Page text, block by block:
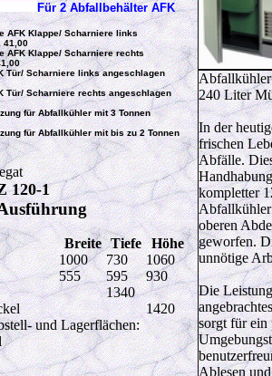
Für 2 Abfallbehälter AFK
AFK Klappe/ Scharniere links
41,00
AFK Klappe/ Scharniere rechts
Tür/ Scharniere links angeschlagen
Tür/ Scharniere rechts angeschlagen
für Abfallkühler mit 3 Tonnen
für Abfallkühler mit bis zu 2 Tonnen
120-1
Breite
Tiefe
Höhe
1000 730
1060
555 595
930
1340
1420
und Lagerflächen:
Abfallkühler
240 Liter
In der
frischen
Abfälle.
kompletter
Abfallkühler
oberen
geworfen.
unnötige
Die
sorgt für ein
Ablesen